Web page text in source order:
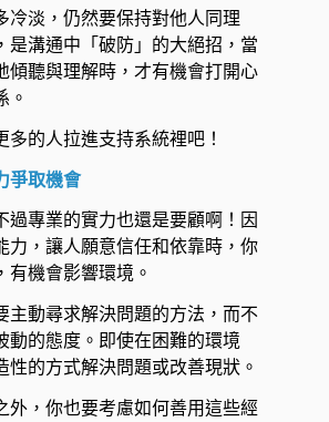
冷淡，仍然要保持對他人同理
是溝通中「破防」的大絕招，當
傾聽與理解時，才有機會打開心
。
多的人拉進支持系統裡吧！
爭取機會
過專業的實力也還是要顧啊！因
力，讓人願意信任和依靠時，你
有機會影響環境。
主動尋求解決問題的方法，而不
動的態度。即使在困難的環境
性的方式解決問題或改善現狀。
外，你也要考慮如何善用這些經